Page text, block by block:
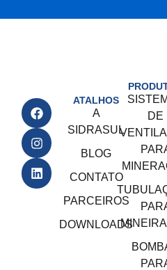
ATALHOS
A
SIDRASUL
BLOG
CONTATO
PARCEIROS
DOWNLOADS
DE